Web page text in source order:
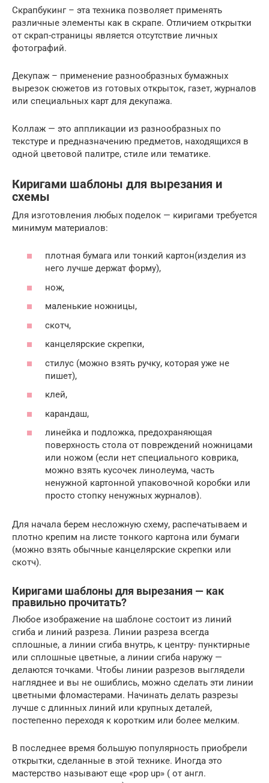
Скрапбукинг – эта техника позволяет применять
различные элементы как в скрапе. Отличием открытки
от скрап-страницы является отсутствие личных
фотографий.
Декупаж – применение разнообразных бумажных
вырезок сюжетов из готовых открыток, газет, журналов
или специальных карт для декупажа.
Коллаж — это аппликации из разнообразных по
текстуре и предназначению предметов, находящихся в
одной цветовой палитре, стиле или тематике.
Киригами шаблоны для вырезания и
схемы
Для изготовления любых поделок — киригами требуется
минимум материалов:
плотная бумага или тонкий картон(изделия из
него лучше держат форму),
нож,
маленькие ножницы,
скотч,
канцелярские скрепки,
стилус (можно взять ручку, которая уже не
пишет),
клей,
карандаш,
линейка и подложка, предохраняющая
поверхность стола от повреждений ножницами
или ножом (если нет специального коврика,
можно взять кусочек линолеума, часть
ненужной картонной упаковочной коробки или
просто стопку ненужных журналов).
Для начала берем несложную схему, распечатываем и
плотно крепим на листе тонкого картона или бумаги
(можно взять обычные канцелярские скрепки или
скотч).
Киригами шаблоны для вырезания — как
правильно прочитать?
Любое изображение на шаблоне состоит из линий
сгиба и линий разреза. Линии разреза всегда
сплошные, а линии сгиба внутрь, к центру- пунктирные
или сплошные цветные, а линии сгиба наружу —
делаются точками. Чтобы линии разрезов выглядели
нагляднее и вы не ошиблись, можно сделать эти линии
цветными фломастерами. Начинать делать разрезы
лучше с длинных линий или крупных деталей,
постепенно переходя к коротким или более мелким.
В последнее время большую популярность приобрели
открытки, сделанные в этой технике. Иногда это
мастерство называют еще «pop up» ( от англ.